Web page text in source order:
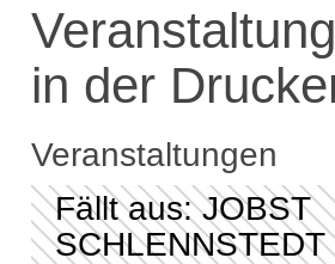
in der
Veranstaltungen
Fällt aus: JOBST
SCHLENNSTEDT